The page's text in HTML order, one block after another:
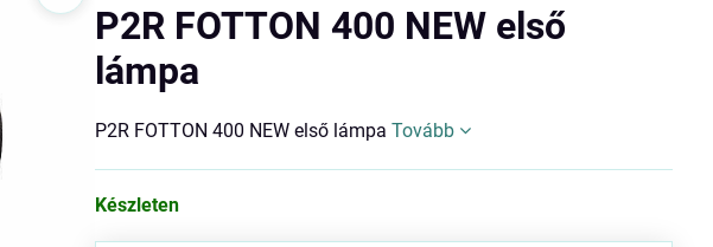
P2R FOTTON 400 NEW első
lámpa
P2R FOTTON 400 NEW első lámpaTovább
Készleten